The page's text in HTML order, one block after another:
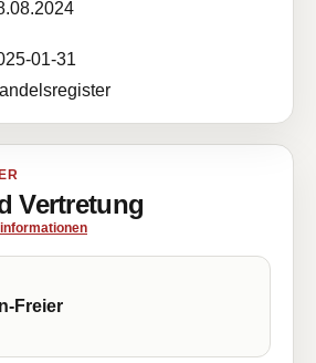
01-31
Vertretung
Freier